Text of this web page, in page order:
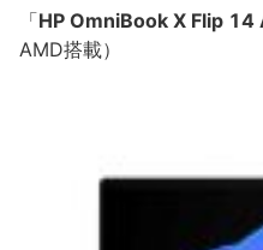
「HP OmniBook X Flip 14
AMD搭載）